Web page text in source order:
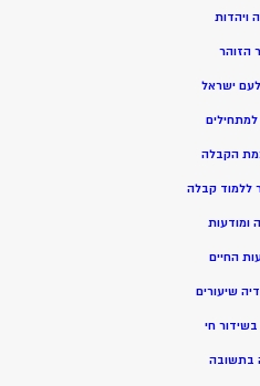
ויהדות
הזוהר
ישראל
הקבלה
ללמוד קבלה
ומודעות
החיים
שיעורים
חי
בתשובה